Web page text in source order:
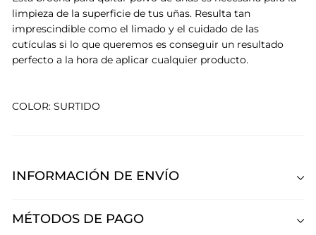
limpieza de la superficie de tus uñas. Resulta tan
imprescindible como el limado y el cuidado de las
cutículas si lo que queremos es conseguir un resultado
perfecto a la hora de aplicar cualquier producto.
COLOR: SURTIDO
INFORMACIÓN DE ENVÍO
MÉTODOS DE PAGO